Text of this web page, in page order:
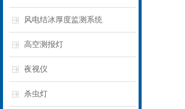
风电结冰厚度监测系统
高空测报灯
夜视仪
杀虫灯